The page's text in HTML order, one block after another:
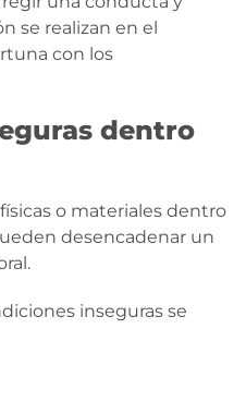
se realizan en el
con los
dentro
o materiales dentro
desencadenar un
inseguras se